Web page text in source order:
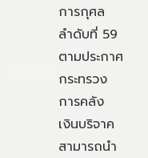
การกุศล
ลำดับที่ 59
ตามประกาศ
กระทรวง
การคลัง
เงินบริจาค
สามารถนำ